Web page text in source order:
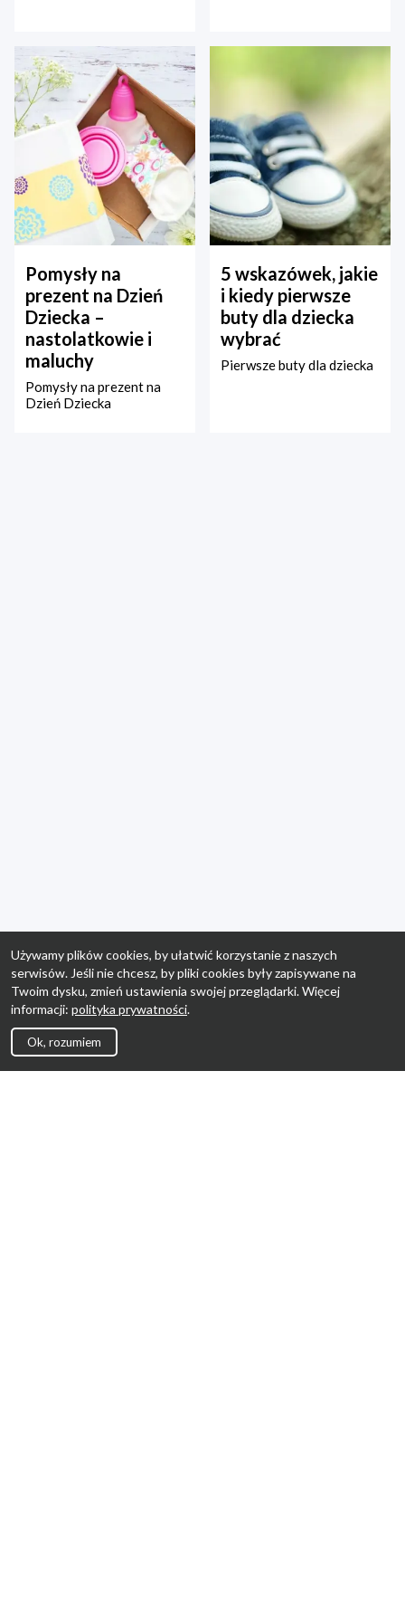
Pomysły na
prezent na Dzień
Dziecka –
nastolatkowie i
maluchy
Pomysły na prezent na
Dzień Dziecka
5 wskazówek, jakie
i kiedy pierwsze
buty dla dziecka
wybrać
Pierwsze buty dla dziecka
Używamy plików cookies, by ułatwić korzystanie z naszych
serwisów. Jeśli nie chcesz, by pliki cookies były zapisywane na
Twoim dysku, zmień ustawienia swojej przeglądarki. Więcej
informacji: polityka prywatności.
Ok, rozumiem